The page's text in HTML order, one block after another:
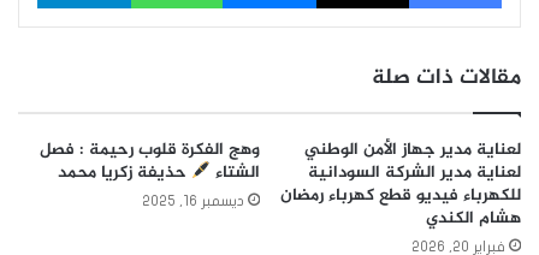
مقالات ذات صلة
لعناية مدير جهاز الأمن الوطني
لعناية مدير الشركة السودانية
للكهرباء فيديو قطع كهرباء رمضان
هشام الكندي
فبراير 20, 2026
وهج الفكرة قلوب رحيمة : فصل
الشتاء
حذيفة زكريا محمد
ديسمبر 16, 2025